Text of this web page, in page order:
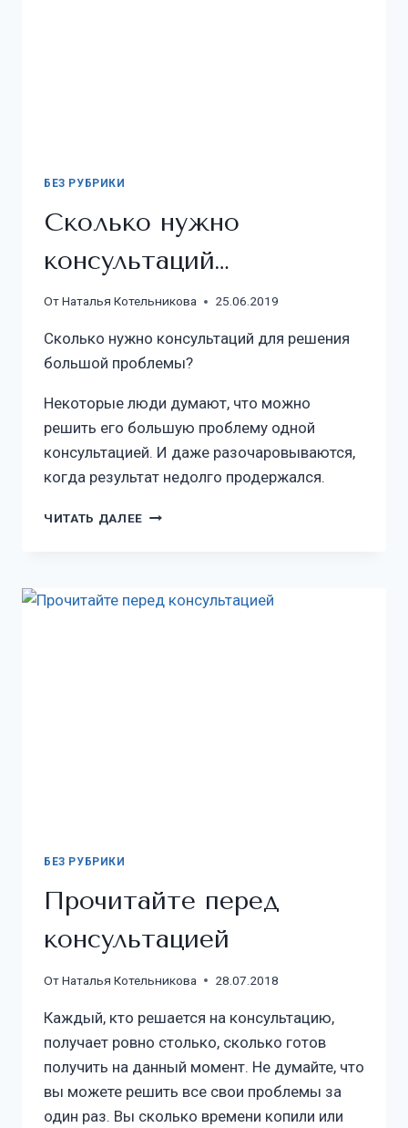
БЕЗ РУБРИКИ
Сколько нужно
консультаций…
ОтНаталья Котельникова 25.06.2019
Сколько нужно консультаций для решения
большой проблемы?
Некоторые люди думают, что можно
решить его большую проблему одной
консультацией. И даже разочаровываются,
когда результат недолго продержался.
ЧИТАТЬ ДАЛЕЕ
БЕЗ РУБРИКИ
Прочитайте перед
консультацией
ОтНаталья Котельникова 28.07.2018
Каждый, кто решается на консультацию,
получает ровно столько, сколько готов
получить на данный момент. Не думайте, что
вы можете решить все свои проблемы за
один раз. Вы сколько времени копили или